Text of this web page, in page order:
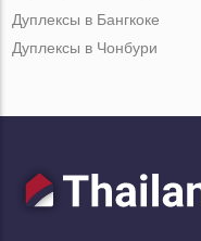
Дуплексы в Бангкоке
Дуплексы в Чонбури